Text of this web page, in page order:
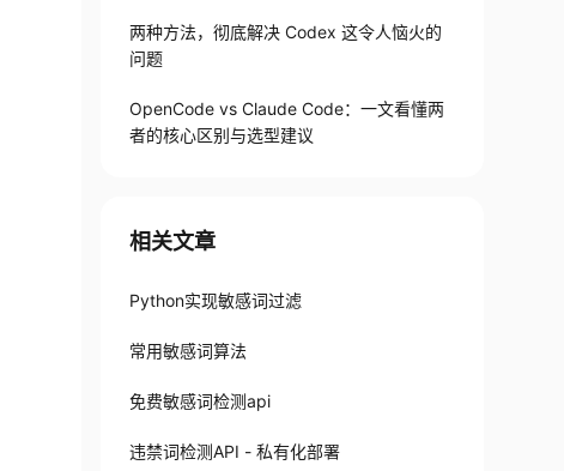
json" -X POST -d "{\"content\":\"他
两种方法，彻底解决 Codex 这令人恼火的
问题
OpenCode vs Claude Code：一文看懂两
者的核心区别与选型建议
相关文章
Python实现敏感词过滤
常用敏感词算法
免费敏感词检测api
违禁词检测API - 私有化部署